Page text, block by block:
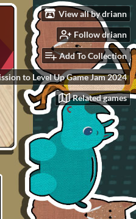
View all by driann
Follow driann
Add To Collection
to Level Up Game Jam 2024
Related games